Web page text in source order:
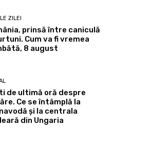
ZILEI
prinsă între caniculă
Cum va fi vremea
8 august
de ultimă oră despre
Ce se întâmplă la
și la centrala
din Ungaria